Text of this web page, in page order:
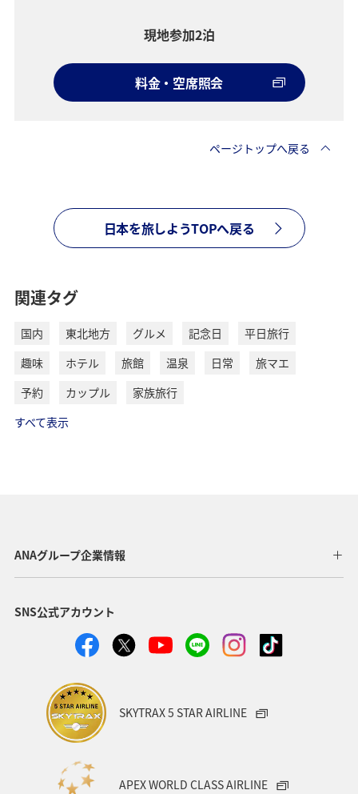
現地参加2泊
料金・空席照会
ページトップへ戻る
日本を旅しようTOPへ戻る
関連タグ
国内 東北地方 グルメ 記念日
平日旅行
趣味
ホテル 旅館 温泉 日常
旅マエ
予約
カップル
家族旅行
すべて表示
ANAグループ企業情報
SNS公式アカウント
SKYTRAX 5 STAR AIRLINE
APEX WORLD CLASS AIRLINE